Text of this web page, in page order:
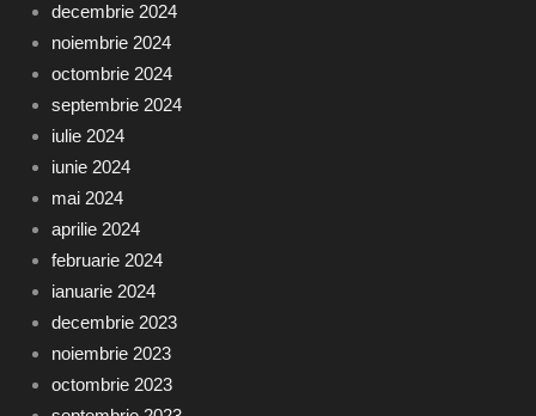
decembrie 2024
noiembrie 2024
octombrie 2024
septembrie 2024
iulie 2024
iunie 2024
mai 2024
aprilie 2024
februarie 2024
ianuarie 2024
decembrie 2023
noiembrie 2023
octombrie 2023